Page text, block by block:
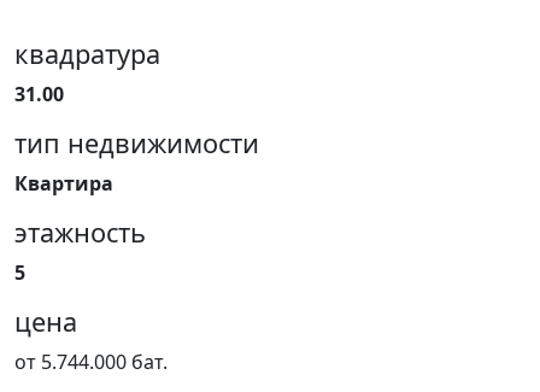
квадратура
31.00
тип недвижимости
Квартира
этажность
5
цена
от 5.744.000 бат.